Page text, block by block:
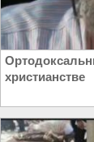
христианстве